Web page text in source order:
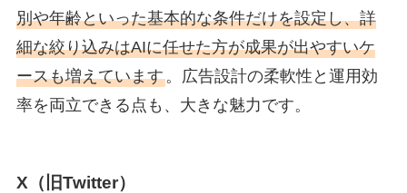
別や年齢といった基本的な条件だけを設定し、詳
細な絞り込みはAIに任せた方が成果が出やすいケ
ースも増えています。広告設計の柔軟性と運用効
率を両立できる点も、大きな魅力です。
X（旧Twitter）